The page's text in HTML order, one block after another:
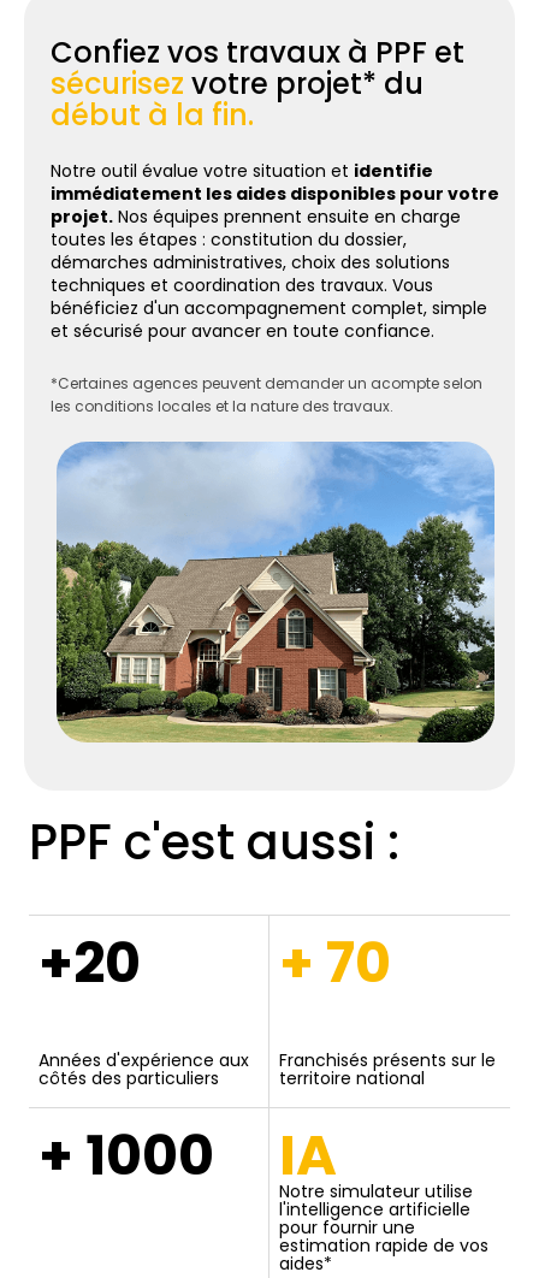
Confiez vos travaux à PPF et
sécurisez votre projet* du
début à la fin.
Notre outil évalue votre situation et identifie
immédiatement les aides disponibles pour votre
projet. Nos équipes prennent ensuite en charge
toutes les étapes : constitution du dossier,
démarches administratives, choix des solutions
techniques et coordination des travaux. Vous
bénéficiez d'un accompagnement complet, simple
et sécurisé pour avancer en toute confiance.
*Certaines agences peuvent demander un acompte selon
les conditions locales et la nature des travaux.
PPF c'est aussi :
+20
Années d'expérience aux
côtés des particuliers
+ 70
Franchisés présents sur le
territoire national
+ 1000 IA
Notre simulateur utilise
l'intelligence artificielle
pour fournir une
estimation rapide de vos
aides*